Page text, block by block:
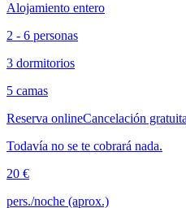
Alojamiento entero
2 - 6 personas
3 dormitorios
5 camas
Reserva onlineCancelación gratuita
Todavía no se te cobrará nada.
20 €
pers./noche (aprox.)